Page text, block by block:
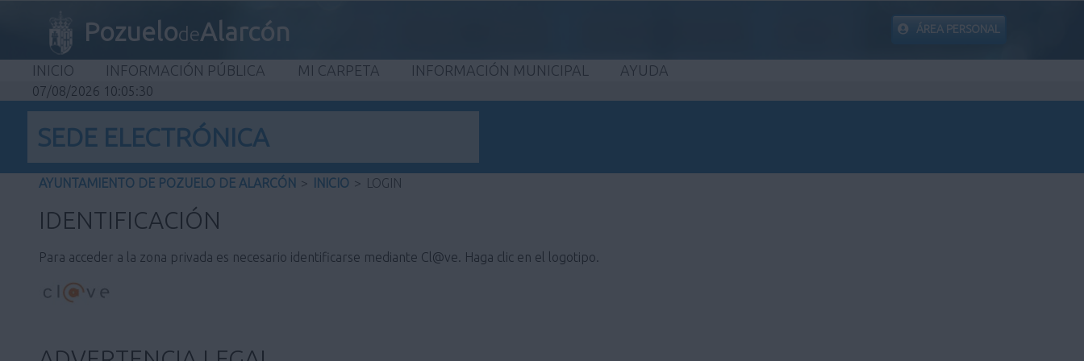
PozuelodeAlarcón ÁREA PERSONAL
INICIO INFORMACIÓN PÚBLICA MI CARPETA INFORMACIÓN MUNICIPAL AYUDA
07/08/2026 10:05:30
SEDE ELECTRÓNICA
AYUNTAMIENTO DE POZUELO DE ALARCÓN > INICIO > LOGIN
IDENTIFICACIÓN
Para acceder a la zona privada es necesario identificarse mediante Cl@ve. Haga clic en el logotipo.